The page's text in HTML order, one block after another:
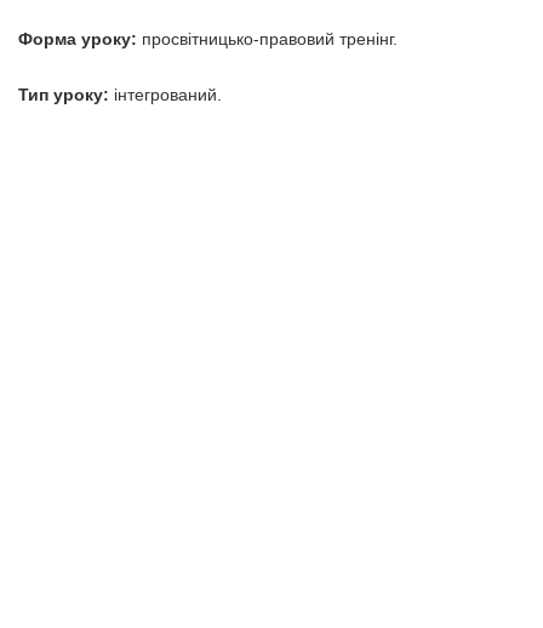
Форма уроку: просвітницько-правовий тренінг.
Тип уроку: інтегрований.